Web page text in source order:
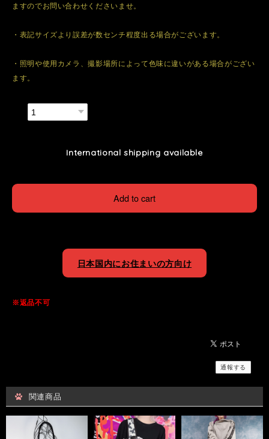
ますのでお問い合わせくださいませ。
・表記サイズより誤差が数センチ程度出る場合がございます。
・照明や使用カメラ、撮影場所によって色味に違いがある場合がござい
ます。
International shipping available
Add to cart
日本国内にお住まいの方向け
※返品不可
通報する
関連商品